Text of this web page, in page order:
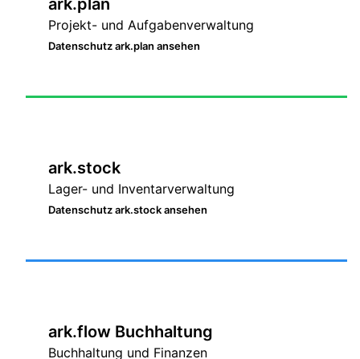
ark.plan
Projekt- und Aufgabenverwaltung
Datenschutz ark.plan ansehen
ark.stock
Lager- und Inventarverwaltung
Datenschutz ark.stock ansehen
ark.flow Buchhaltung
Buchhaltung und Finanzen